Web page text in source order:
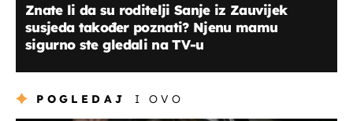
Znate li da su roditelji Sanje iz Zauvijek
susjeda također poznati? Njenu mamu
sigurno ste gledali na TV-u
POGLEDAJ I OVO